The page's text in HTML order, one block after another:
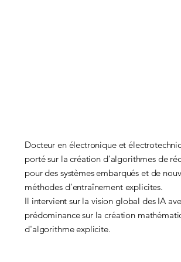
Docteur en électronique et
porté sur la création d'algorithmes de
pour des systèmes embarqués et de
méthodes d'entraînement explicites.
Il intervient sur la vision global des IA
prédominance sur la création
d'algorithme explicite.